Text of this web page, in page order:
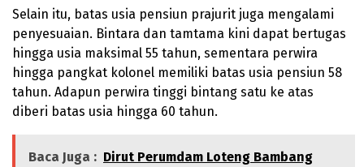
Selain itu, batas usia pensiun prajurit juga mengalami
penyesuaian. Bintara dan tamtama kini dapat bertugas
hingga usia maksimal 55 tahun, sementara perwira
hingga pangkat kolonel memiliki batas usia pensiun 58
tahun. Adapun perwira tinggi bintang satu ke atas
diberi batas usia hingga 60 tahun.
Baca Juga : Dirut Perumdam Loteng Bambang